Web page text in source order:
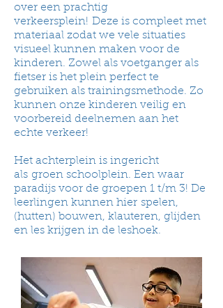
over een prachtig
verkeersplein! Deze is compleet met
materiaal zodat we vele situaties
visueel kunnen maken voor de
kinderen. Zowel als voetganger als
fietser is het plein perfect te
gebruiken als trainingsmethode. Zo
kunnen onze kinderen veilig en
voorbereid deelnemen aan het
echte verkeer!
Het achterplein is ingericht
als groen schoolplein. Een waar
paradijs voor de groepen 1 t/m 3! De
leerlingen kunnen hier spelen,
(hutten) bouwen, klauteren, glijden
en les krijgen in de leshoek.